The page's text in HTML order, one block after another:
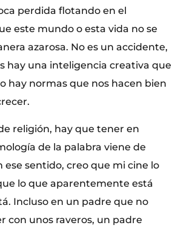
perdida flotando en el
este mundo o esta vida no se
azarosa. No es un accidente,
hay una inteligencia creativa que
hay normas que nos hacen bien
religión, hay que tener en
de la palabra viene de
ese sentido, creo que mi cine lo
lo que aparentemente está
Incluso en un padre que no
con unos raveros, un padre